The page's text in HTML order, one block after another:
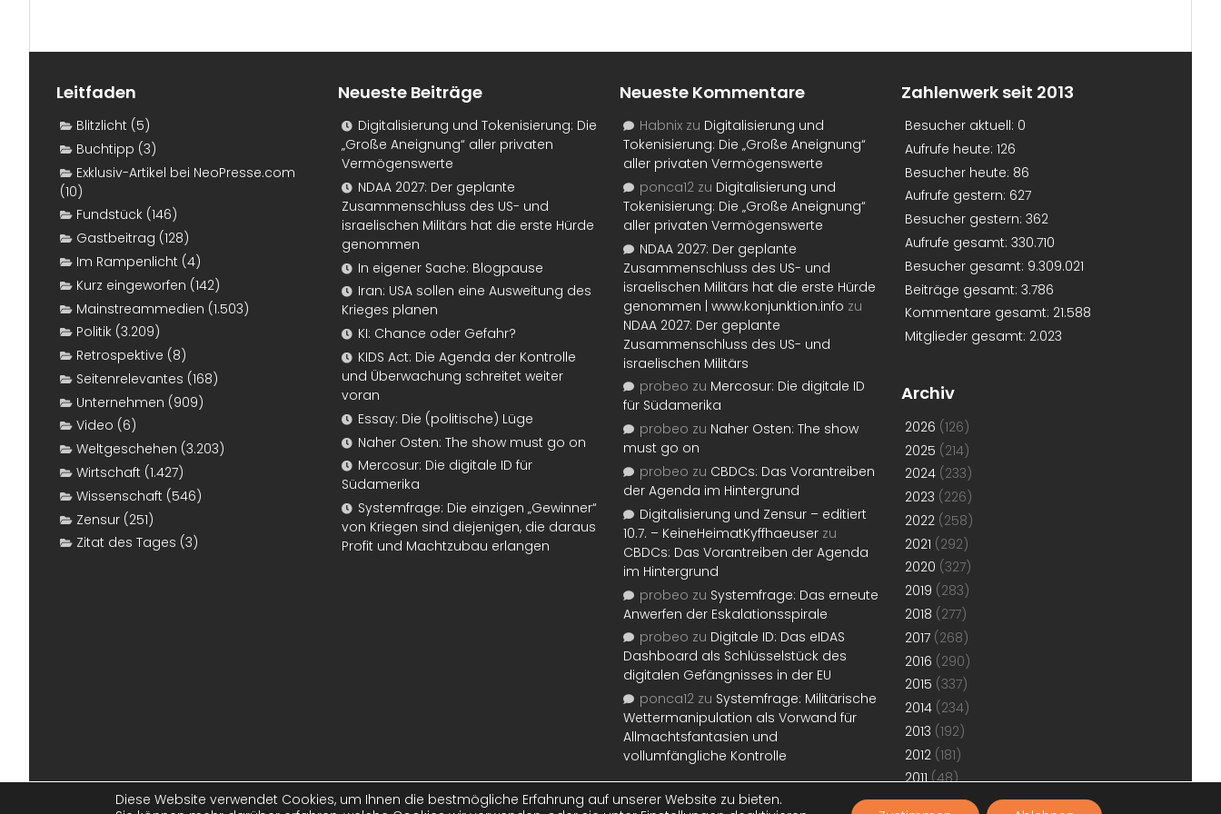
Leitfaden
Blitzlicht (5)
Buchtipp (3)
Exklusiv-Artikel bei NeoPresse.com
(10)
Fundstück (146)
Gastbeitrag (128)
Im Rampenlicht (4)
Kurz eingeworfen (142)
Mainstreammedien (1.503)
Politik (3.209)
Retrospektive (8)
Seitenrelevantes (168)
Unternehmen (909)
Video (6)
Weltgeschehen (3.203)
Wirtschaft (1.427)
Wissenschaft (546)
Zensur (251)
Zitat des Tages (3)
Neueste Beiträge
Digitalisierung und Tokenisierung: Die
„Große Aneignung“ aller privaten
Vermögenswerte
NDAA 2027: Der geplante
Zusammenschluss des US- und
israelischen Militärs hat die erste Hürde
genommen
In eigener Sache: Blogpause
Iran: USA sollen eine Ausweitung des
Krieges planen
KI: Chance oder Gefahr?
KIDS Act: Die Agenda der Kontrolle
und Überwachung schreitet weiter
voran
Essay: Die (politische) Lüge
Naher Osten: The show must go on
Mercosur: Die digitale ID für
Südamerika
Systemfrage: Die einzigen „Gewinner“
von Kriegen sind diejenigen, die daraus
Profit und Machtzubau erlangen
Neueste Kommentare
Habnix zu Digitalisierung und
Tokenisierung: Die „Große Aneignung“
aller privaten Vermögenswerte
ponca12 zu Digitalisierung und
Tokenisierung: Die „Große Aneignung“
aller privaten Vermögenswerte
NDAA 2027: Der geplante
Zusammenschluss des US- und
israelischen Militärs hat die erste Hürde
genommen | www.konjunktion.info zu
NDAA 2027: Der geplante
Zusammenschluss des US- und
israelischen Militärs
probeo zu Mercosur: Die digitale ID
für Südamerika
probeo zu Naher Osten: The show
must go on
probeo zu CBDCs: Das Vorantreiben
der Agenda im Hintergrund
Digitalisierung und Zensur – editiert
10.7. – KeineHeimatKyffhaeuser zu
CBDCs: Das Vorantreiben der Agenda
im Hintergrund
probeo zu Systemfrage: Das erneute
Anwerfen der Eskalationsspirale
probeo zu Digitale ID: Das eIDAS
Dashboard als Schlüsselstück des
digitalen Gefängnisses in der EU
ponca12 zu Systemfrage: Militärische
Wettermanipulation als Vorwand für
Allmachtsfantasien und
vollumfängliche Kontrolle
Zahlenwerk seit 2013
Besucher aktuell: 0
Aufrufe heute: 126
Besucher heute: 86
Aufrufe gestern: 627
Besucher gestern: 362
Aufrufe gesamt: 330.710
Besucher gesamt: 9.309.021
Beiträge gesamt: 3.786
Kommentare gesamt: 21.588
Mitglieder gesamt: 2.023
Archiv
2026 (126)
2025 (214)
2024 (233)
2023 (226)
2022 (258)
2021 (292)
2020 (327)
2019 (283)
2018 (277)
2017 (268)
2016 (290)
2015 (337)
2014 (234)
2013 (192)
2012 (181)
2011(48)
Diese Website verwendet Cookies, um Ihnen die bestmögliche Erfahrung auf unserer Website zu bieten.